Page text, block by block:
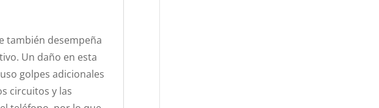
también desempeña
Un daño en esta
golpes adicionales
circuitos y las